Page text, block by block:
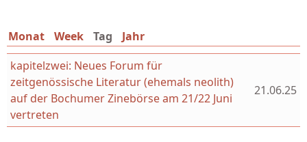
Monat Week Tag (aktiver Reiter)
Jahr
kapitelzwei: Neues Forum für
zeitgenössische Literatur (ehemals neolith)
auf der Bochumer Zinebörse am 21/22 Juni
vertreten
21.06.25